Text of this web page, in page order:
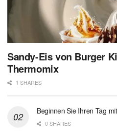
Sandy-Eis von Burger
Thermomix
1 SHARES
Beginnen Sie Ihren Tag
0 SHARES